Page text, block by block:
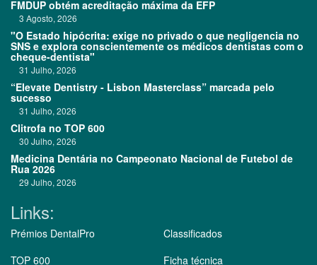
FMDUP obtém acreditação máxima da EFP
3 Agosto, 2026
"O Estado hipócrita: exige no privado o que negligencia no
SNS e explora conscientemente os médicos dentistas com o
cheque-dentista"
31 Julho, 2026
“Elevate Dentistry - Lisbon Masterclass” marcada pelo
sucesso
31 Julho, 2026
Clitrofa no TOP 600
30 Julho, 2026
Medicina Dentária no Campeonato Nacional de Futebol de
Rua 2026
29 Julho, 2026
Links:
Prémios DentalPro
TOP 600
Classificados
Ficha técnica